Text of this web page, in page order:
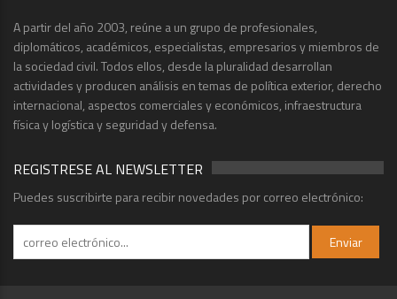
A partir del año 2003, reúne a un grupo de profesionales,
diplomáticos, académicos, especialistas, empresarios y miembros de
la sociedad civil. Todos ellos, desde la pluralidad desarrollan
actividades y producen análisis en temas de política exterior, derecho
internacional, aspectos comerciales y económicos, infraestructura
física y logística y seguridad y defensa.
REGISTRESE AL NEWSLETTER
Puedes suscribirte para recibir novedades por correo electrónico: